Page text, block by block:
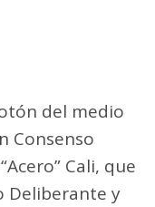
del medio
Consenso
Cali, que
Deliberante y